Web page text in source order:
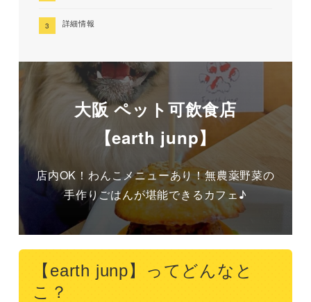
詳細情報
大阪 ペット可飲食店
【earth junp】
店内OK！わんこメニューあり！無農薬野菜の
手作りごはんが堪能できるカフェ♪
【earth junp】ってどんなと
こ？